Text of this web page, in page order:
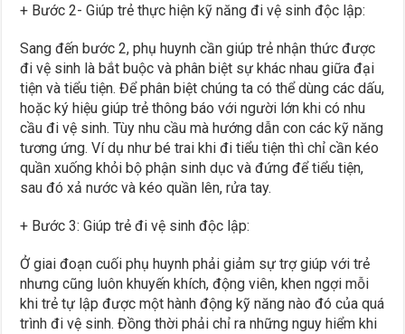
+ Bước 2- Giúp trẻ thực hiện kỹ năng đi vệ sinh độc lập:
Sang đến bước 2, phụ huynh cần giúp trẻ nhận thức được
đi vệ sinh là bắt buộc và phân biệt sự khác nhau giữa đại
tiện và tiểu tiện. Để phân biệt chúng ta có thể dùng các dấu,
hoặc ký hiệu giúp trẻ thông báo với người lớn khi có nhu
cầu đi vệ sinh. Tùy nhu cầu mà hướng dẫn con các kỹ năng
tương ứng. Ví dụ như bé trai khi đi tiểu tiện thì chỉ cần kéo
quần xuống khỏi bộ phận sinh dục và đứng để tiểu tiện,
sau đó xả nước và kéo quần lên, rửa tay.
+ Bước 3: Giúp trẻ đi vệ sinh độc lập:
Ở giai đoạn cuối phụ huynh phải giảm sự trợ giúp với trẻ
nhưng cũng luôn khuyến khích, động viên, khen ngợi mỗi
khi trẻ tự lập được một hành động kỹ năng nào đó của quá
trình đi vệ sinh. Đồng thời phải chỉ ra những nguy hiểm khi